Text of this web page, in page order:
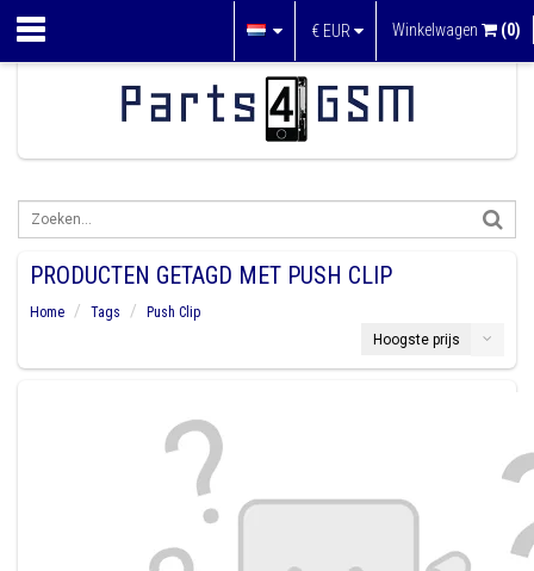
€ EUR Winkelwagen (0)
PRODUCTEN GETAGD MET PUSH CLIP
Home Tags
Push Clip
Hoogste prijs